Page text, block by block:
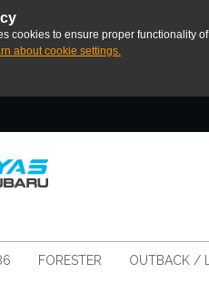
cookies to ensure proper functionality
about cookie settings.
FORESTER OUTBACK /